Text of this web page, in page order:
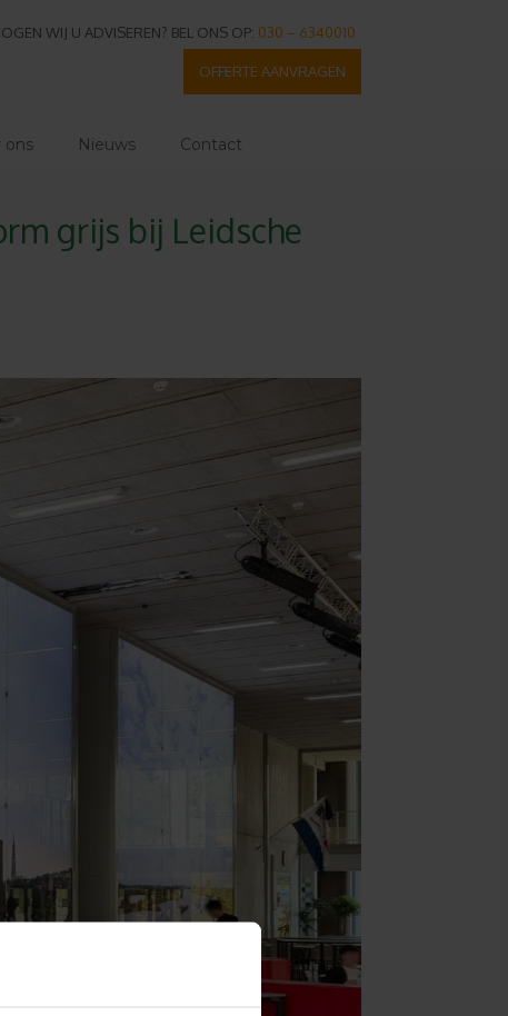
WIJ U ADVISEREN? BEL ONS OP: 030 – 6340010
OFFERTE AANVRAGEN
ons Nieuws Contact
grijs bij Leidsche